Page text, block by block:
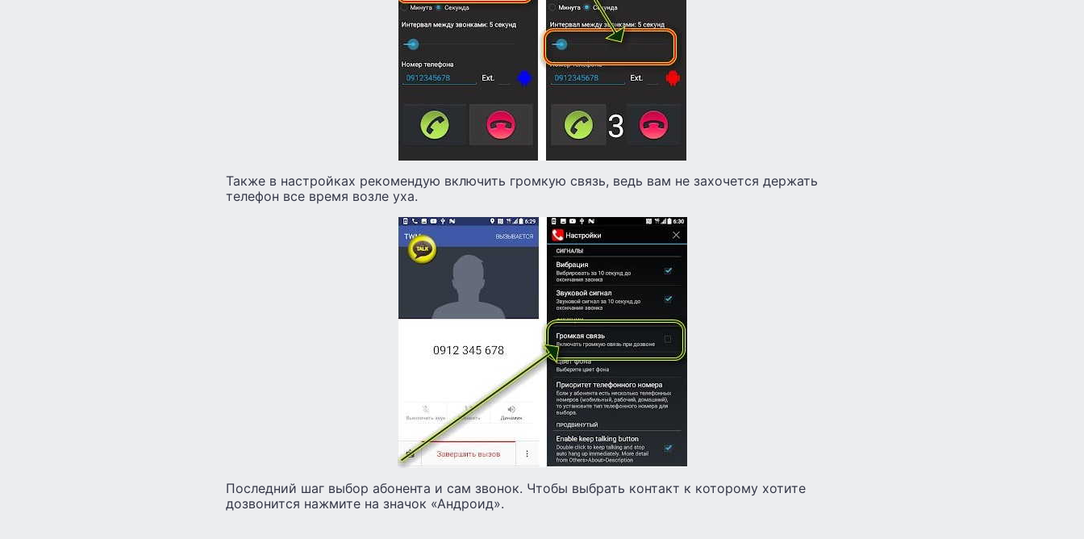
Также в настройках рекомендую включить громкую связь, ведь вам не захочется держать
телефон все время возле уха.
Последний шаг выбор абонента и сам звонок. Чтобы выбрать контакт к которому хотите
дозвонится нажмите на значок «Андроид».